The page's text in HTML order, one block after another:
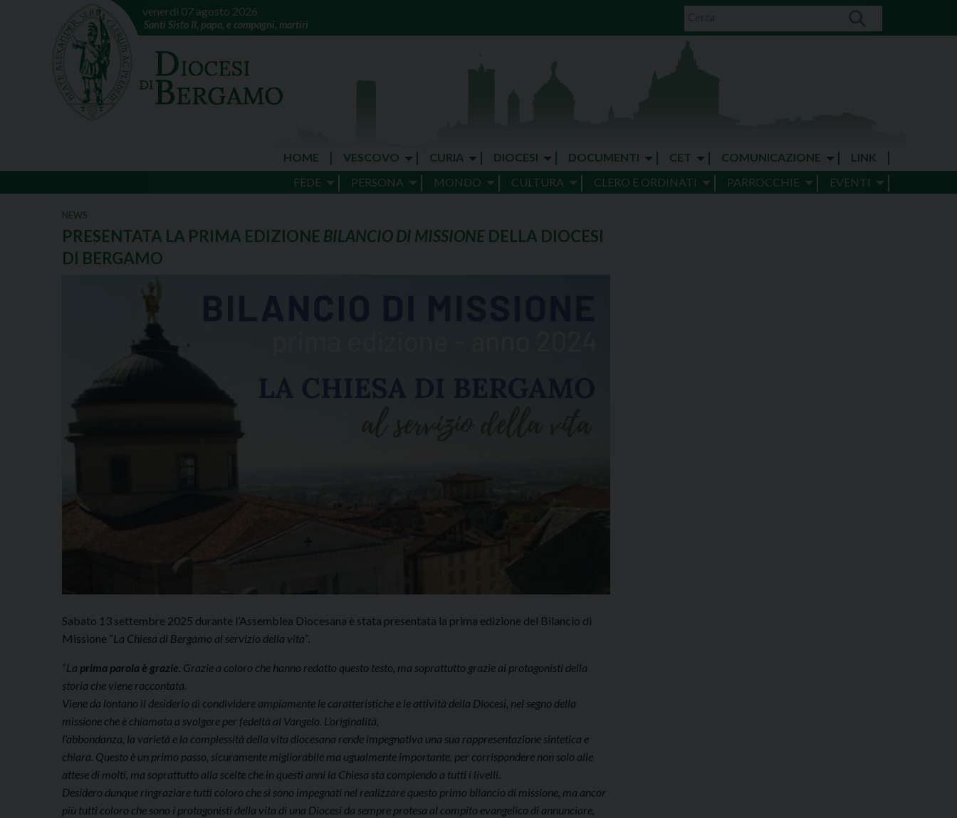
venerdì 07 agosto 2026
Santi Sisto II, papa, e compagni, martiri
HOME VESCOVO CURIA DIOCESI DOCUMENTI CET COMUNICAZIONE
LINK
FEDE
PERSONA MONDO CULTURA CLERO E ORDINATI PARROCCHIE EVENTI
NEWS
PRESENTATA LA PRIMA EDIZIONE BILANCIO DI MISSIONE DELLA DIOCESI
DI BERGAMO
Sabato 13 settembre 2025 durante l’Assemblea Diocesana è stata presentata la prima edizione del Bilancio di
Missione “La Chiesa di Bergamo al servizio della vita“.
“La prima parola è grazie. Grazie a coloro che hanno redatto questo testo, ma soprattutto grazie ai protagonisti della
storia che viene raccontata.
Viene da lontano il desiderio di condividere ampiamente le caratteristiche e le attività della Diocesi, nel segno della
missione che è chiamata a svolgere per fedeltà al Vangelo. L’originalità,
l’abbondanza, la varietà e la complessità della vita diocesana rende impegnativa una sua rappresentazione sintetica e
chiara. Questo è un primo passo, sicuramente migliorabile ma ugualmente importante, per corrispondere non solo alle
attese di molti, ma soprattutto alla scelte che in questi anni la Chiesa sta compiendo a tutti i livelli.
Desidero dunque ringraziare tutti coloro che si sono impegnati nel realizzare questo primo bilancio di missione, ma ancor
più tutti coloro che sono i protagonisti della vita di una Diocesi da sempre protesa al compito evangelico di annunciare,